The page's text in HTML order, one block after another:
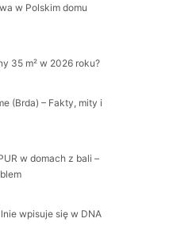
w Polskim domu
35 m² w 2026 roku?
(Brda) – Fakty, mity i
w domach z bali –
wpisuje się w DNA